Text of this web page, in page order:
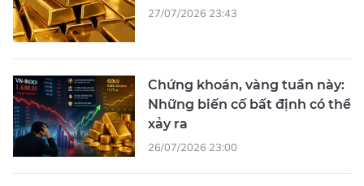
27/07/2026 23:43
Chứng khoán, vàng tuần này:
Những biến cố bất định có thể
xảy ra
26/07/2026 23:00